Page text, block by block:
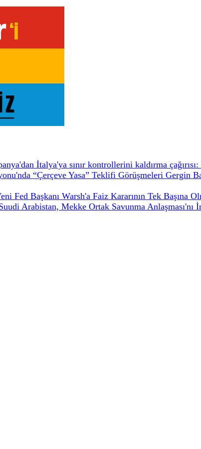
İtalya'ya sınır kontrollerini kaldırma
“Çerçeve Yasa” Teklifi Görüşmeleri Gergin
Fed Başkanı Warsh'a Faiz Kararının Tek Başına
Arabistan, Mekke Ortak Savunma Anlaşması'nı